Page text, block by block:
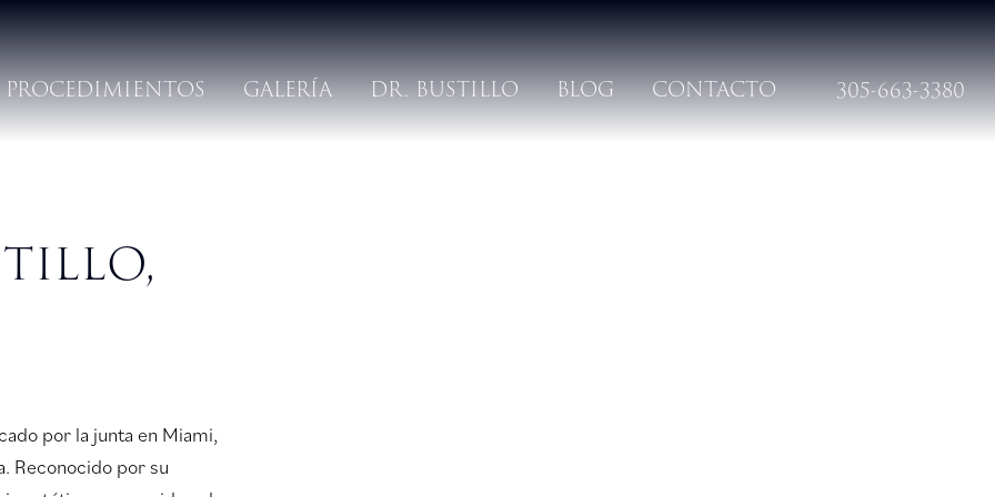
PROCEDIMIENTOS GALERÍA DR. BUSTILLO BLOG CONTACTO 305-663-3380
por la junta en Miami,
Reconocido por su